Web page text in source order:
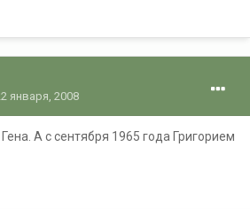
января, 2008
А с сентября 1965 года Григорием